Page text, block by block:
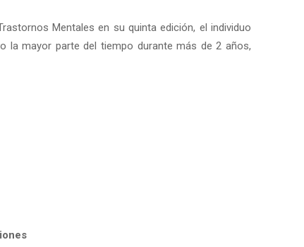
Mentales en su quinta edición, el individuo
la mayor parte del tiempo durante más de 2 años,